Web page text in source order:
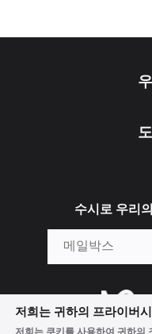
수시로 우리
저희는 귀하의 프라이버
저희는 쿠키를 사용하여 귀하의